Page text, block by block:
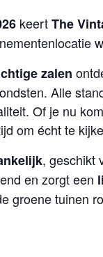
keertThe
zalen
Alle
Of je nu
om écht te
, geschikt
en zorgt een
groene tuinen